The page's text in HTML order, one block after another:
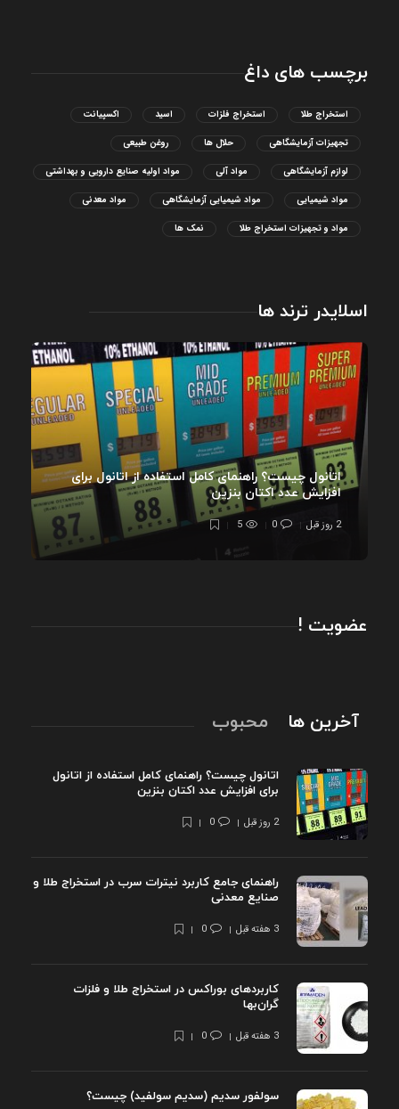
برچسب های داغ
استخراج طلا استخراج فلزات اسید اکسپیانت
تجهیزات آزمایشگاهی حلال ها روغن طبیعی
لوازم آزمایشگاهی مواد آلی مواد اولیه صنایع دارویی و بهداشتی
مواد شیمیایی مواد شیمیایی آزمایشگاهی مواد معدنی
مواد و تجهیزات استخراج طلا نمک ها
اسلایدر ترند ها
اتانول چیست؟ راهنمای کامل استفاده از اتانول برای
افزایش عدد اکتان بنزین
2 روز قبل 0
5
عضویت !
آخرین ها محبوب
اتانول چیست؟ راهنمای کامل استفاده از اتانول
برای افزایش عدد اکتان بنزین
2 روز قبل 0
راهنمای جامع کاربرد نیترات سرب در استخراج طلا و
صنایع معدنی
3 هفته قبل 0
کاربردهای بوراکس در استخراج طلا و فلزات
گران‌بها
3 هفته قبل 0
سولفور سدیم (سدیم سولفید) چیست؟